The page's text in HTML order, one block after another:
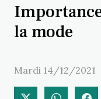
la mode
Mardi 14/12/2021